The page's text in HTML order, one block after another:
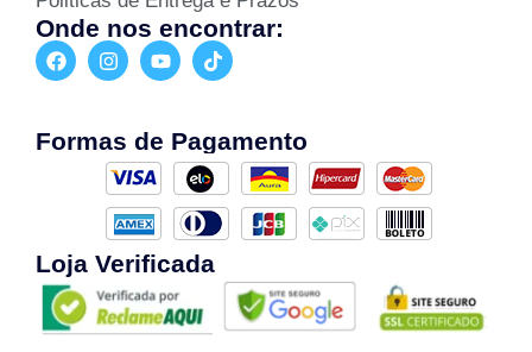
Onde nos encontrar:
Formas de Pagamento
Loja Verificada